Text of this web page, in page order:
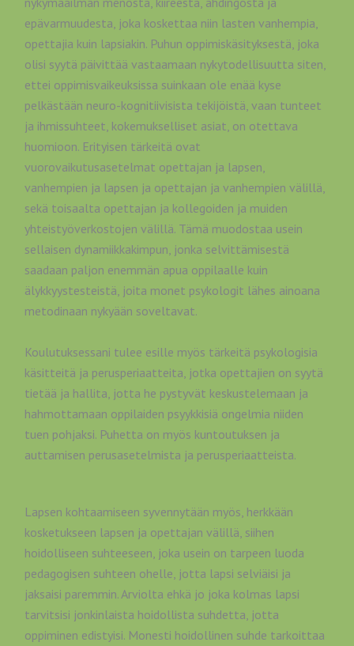
epävarmuudesta, joka koskettaa niin lasten vanhempia,
opettajia kuin lapsiakin. Puhun oppimiskäsityksestä, joka
olisi syytä päivittää vastaamaan nykytodellisuutta siten,
ettei oppimisvaikeuksissa suinkaan ole enää kyse
pelkästään neuro-kognitiivisista tekijöistä, vaan tunteet
ja ihmissuhteet, kokemukselliset asiat, on otettava
huomioon. Erityisen tärkeitä ovat
vuorovaikutusasetelmat opettajan ja lapsen,
vanhempien ja lapsen ja opettajan ja vanhempien välillä,
sekä toisaalta opettajan ja kollegoiden ja muiden
yhteistyöverkostojen välillä. Tämä muodostaa usein
sellaisen dynamiikkakimpun, jonka selvittämisestä
saadaan paljon enemmän apua oppilaalle kuin
älykkyystesteistä, joita monet psykologit lähes ainoana
metodinaan nykyään soveltavat.
Koulutuksessani tulee esille myös tärkeitä psykologisia
käsitteitä ja perusperiaatteita, jotka opettajien on syytä
tietää ja hallita, jotta he pystyvät keskustelemaan ja
hahmottamaan oppilaiden psyykkisiä ongelmia niiden
tuen pohjaksi. Puhetta on myös kuntoutuksen ja
auttamisen perusasetelmista ja perusperiaatteista.
Lapsen kohtaamiseen syvennytään myös, herkkään
kosketukseen lapsen ja opettajan välillä, siihen
hoidolliseen suhteeseen, joka usein on tarpeen luoda
pedagogisen suhteen ohelle, jotta lapsi selviäisi ja
jaksaisi paremmin. Arviolta ehkä jo joka kolmas lapsi
tarvitsisi jonkinlaista hoidollista suhdetta, jotta
oppiminen edistyisi. Monesti hoidollinen suhde tarkoittaa